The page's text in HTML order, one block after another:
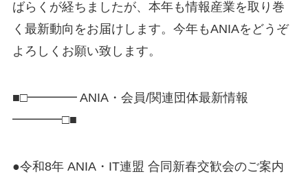
ばらくが経ちましたが、本年も情報産業を取り巻
く最新動向をお届けします。今年もANIAをどうぞ
よろしくお願い致します。
■□━━━━ ANIA・会員/関連団体最新情報
━━━━□■
●令和8年 ANIA・IT連盟 合同新春交歓会のご案内